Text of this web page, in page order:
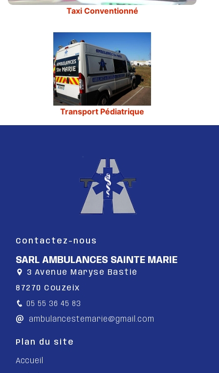
Taxi Conventionné
Transport Pédiatrique
Contactez-nous
SARL AMBULANCES SAINTE MARIE
3 Avenue Maryse Bastié
87270 Couzeix
05 55 36 45 83
ambulancestemarie@gmail.com
Plan du site
Accueil